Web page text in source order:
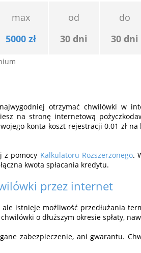
max
5000 zł
od
30 dni
do
30 dni
otrzymać chwilówki w
na stronę internetową
konta koszt rejestracji 0.01 zł
z pomocy Kalkulatoru Rozszerzonego.
kwota spłacania kredytu.
przez internet
istnieje możliwość przedłużania
o dłuższym okresie spłaty,
zabezpieczenie, ani gwarantu.